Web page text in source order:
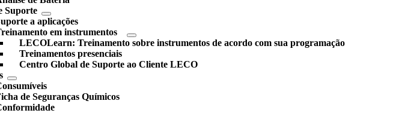
Suporte
a aplicações
em instrumentos
LECOLearn: Treinamento sobre instrumentos de acordo com sua programação
Treinamentos presenciais
Centro Global de Suporte ao Cliente LECO
de Seguranças Químicos